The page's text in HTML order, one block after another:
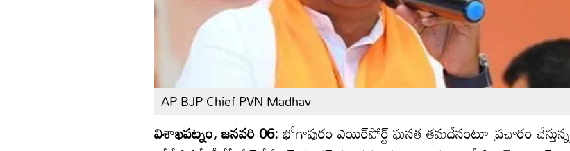
AP BJP Chief PVN Madhav
విశాఖపట్నం, జనవరి 06:భోగాపురం ఎయిర్‌పోర్ట్ ఘనత తమదేనంటూ ప్రచారం చేస్తున్న